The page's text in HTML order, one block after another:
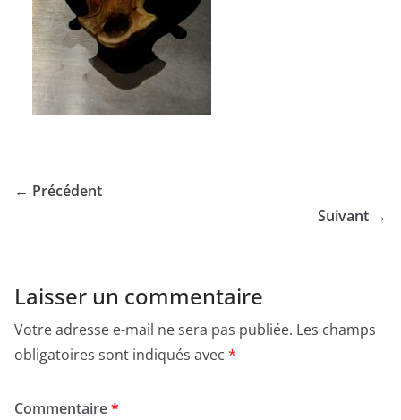
← Précédent
Suivant →
Laisser un commentaire
Votre adresse e-mail ne sera pas publiée. Les champs
obligatoires sont indiqués avec *
Commentaire*